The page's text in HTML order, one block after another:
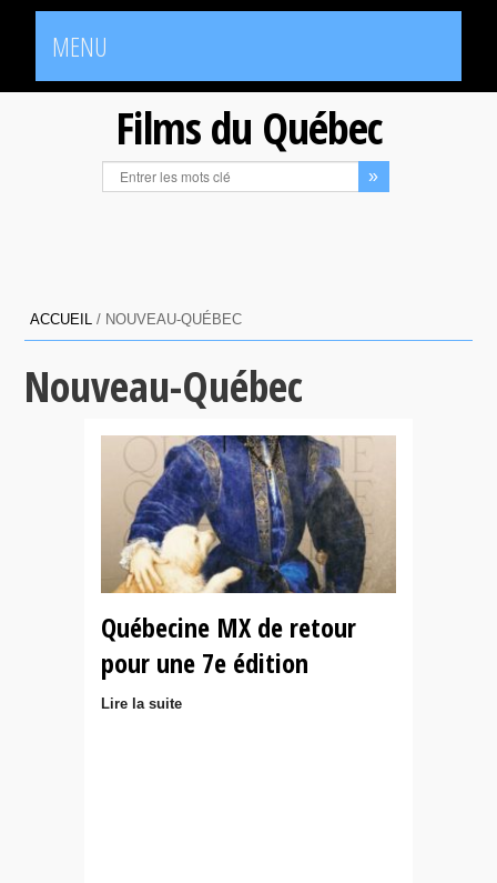
MENU
Films du Québec
ACCUEIL / NOUVEAU-QUÉBEC
Nouveau-Québec
Québecine MX de retour
pour une 7e édition
Lire la suite